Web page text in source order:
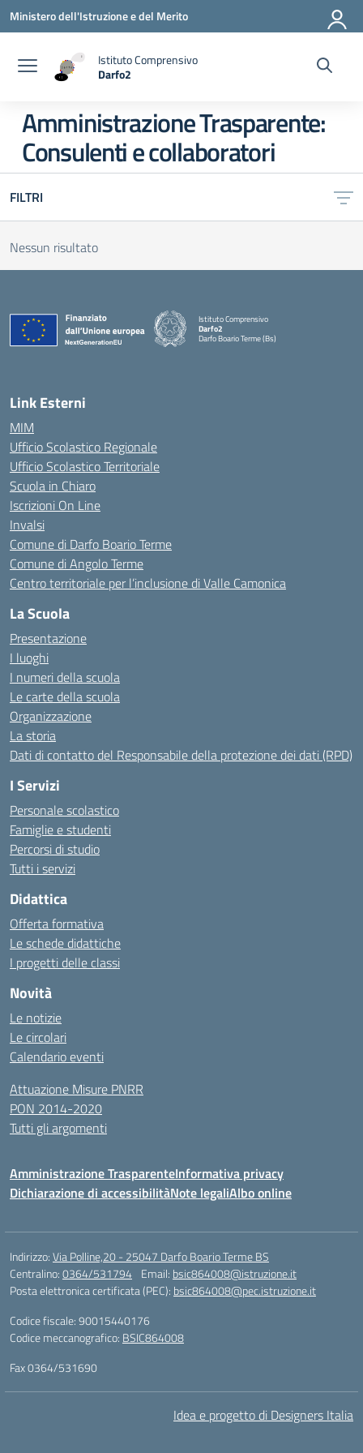
Vai ai contenuti
Vai al menu di navigazione
Vai al footer
Ministero dell'Istruzione e del Merito
Istituto Comprensivo
Darfo2
Amministrazione Trasparente:
Consulenti e collaboratori
FILTRI
Nessun risultato
Istituto Comprensivo
Darfo2
Darfo Boario Terme (Bs)
Link Esterni
MIM
Ufficio Scolastico Regionale
Ufficio Scolastico Territoriale
Scuola in Chiaro
Iscrizioni On Line
Invalsi
Comune di Darfo Boario Terme
Comune di Angolo Terme
Centro territoriale per l’inclusione di Valle Camonica
La Scuola
Presentazione
I luoghi
I numeri della scuola
Le carte della scuola
Organizzazione
La storia
Dati di contatto del Responsabile della protezione dei dati (RPD)
I Servizi
Personale scolastico
Famiglie e studenti
Percorsi di studio
Tutti i servizi
Didattica
Offerta formativa
Le schede didattiche
I progetti delle classi
Novità
Le notizie
Le circolari
Calendario eventi
Attuazione Misure PNRR
PON 2014-2020
Tutti gli argomenti
Amministrazione TrasparenteInformativa privacy
Dichiarazione di accessibilitàNote legaliAlbo online
Indirizzo:Via Polline,20 - 25047 Darfo Boario Terme BS
Centralino:0364/531794 Email: bsic864008@istruzione.it
Posta elettronica certificata (PEC): bsic864008@pec.istruzione.it
Codice fiscale: 90015440176
Codice meccanografico: BSIC864008
Fax 0364/531690
Idea e progetto di Designers Italia